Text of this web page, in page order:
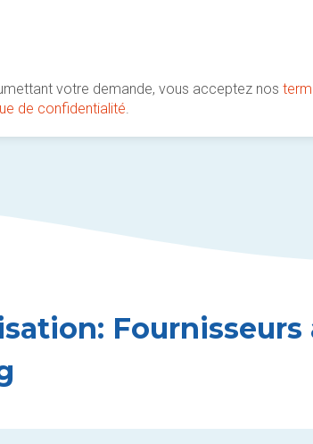
votre demande, vous acceptez nos
de confidentialité.